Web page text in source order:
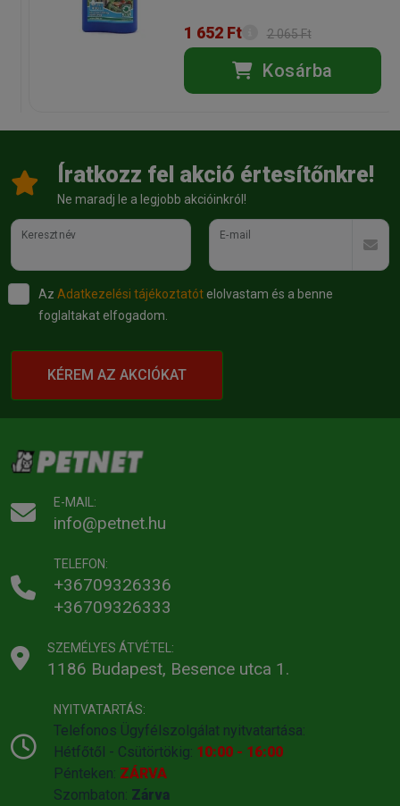
1 652 Ft 2 065 Ft
Kosárba
Íratkozz fel akció értesítőnkre!
Ne maradj le a legjobb akcióinkról!
Keresztnév E-mail
Az Adatkezelési tájékoztatót elolvastam és a benne
foglaltakat elfogadom.
KÉREM AZ AKCIÓKAT
E-MAIL:
info@petnet.hu
TELEFON:
+36709326336
+36709326333
SZEMÉLYES ÁTVÉTEL:
1186 Budapest, Besence utca 1.
NYITVATARTÁS:
Telefonos Ügyfélszolgálat nyitvatartása:
Hétfőtől - Csütörtökig: 10:00 - 16:00
Pénteken: ZÁRVA
Szombaton: Zárva